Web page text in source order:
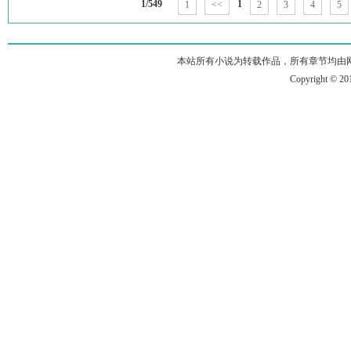
1/549 1 << 1 2 3 4 5
本站所有小说为转载作品，所有章节均
Copyright ©